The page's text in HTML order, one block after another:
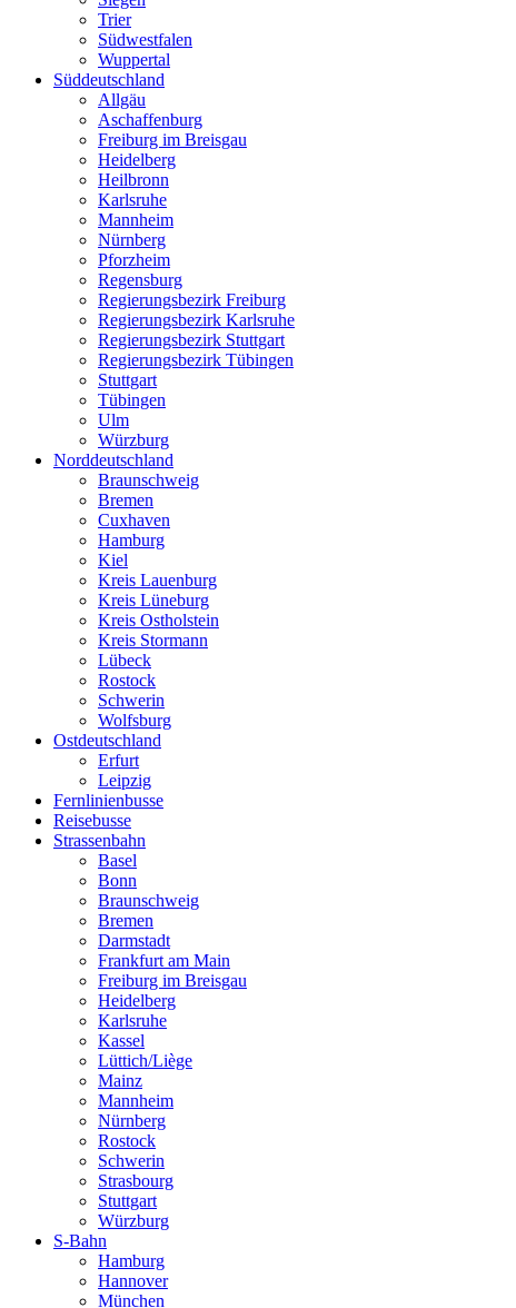
Trier
Südwestfalen
Wuppertal
Süddeutschland
Allgäu
Aschaffenburg
Freiburg im Breisgau
Heidelberg
Heilbronn
Karlsruhe
Mannheim
Nürnberg
Pforzheim
Regensburg
Regierungsbezirk Freiburg
Regierungsbezirk Karlsruhe
Regierungsbezirk Stuttgart
Regierungsbezirk Tübingen
Stuttgart
Tübingen
Ulm
Würzburg
Norddeutschland
Braunschweig
Bremen
Cuxhaven
Hamburg
Kiel
Kreis Lauenburg
Kreis Lüneburg
Kreis Ostholstein
Kreis Stormann
Lübeck
Rostock
Schwerin
Wolfsburg
Ostdeutschland
Erfurt
Leipzig
Fernlinienbusse
Reisebusse
Strassenbahn
Basel
Bonn
Braunschweig
Bremen
Darmstadt
Frankfurt am Main
Freiburg im Breisgau
Heidelberg
Karlsruhe
Kassel
Lüttich/Liège
Mainz
Mannheim
Nürnberg
Rostock
Schwerin
Strasbourg
Stuttgart
Würzburg
S-Bahn
Hamburg
Hannover
München